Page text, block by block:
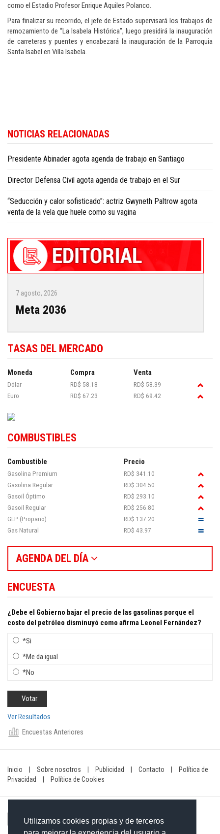
Utilizamos cookies propias y de terceros
como el Estadio Profesor Enrique Aquiles Polanco.
Para finalizar su recorrido, el jefe de Estado supervisará los trabajos de
remozamiento de “La Isabela Histórica”, luego presidirá la inauguración
de carreteras y puentes y encabezará la inauguración de la Parroquia
Santa Isabel en Villa Isabela.
Republic news in English.
NOTICIAS RELACIONADAS
Presidente Abinader agota agenda de trabajo en Santiago
Director Defensa Civil agota agenda de trabajo en el Sur
“Seducción y calor sofisticado": actriz Gwyneth Paltrow agota
venta de la vela que huele como su vagina
7 agosto, 2026
Meta 2036
TASAS DEL MERCADO
Moneda Compra Venta
Dólar RD$ 58.18
RD$ 58.39
Euro
RD$ 67.23 RD$ 69.42
COMBUSTIBLES
Combustible Precio
Gasolina Premium
RD$ 341.10
Gasolina Regular
RD$ 304.50
Gasoil Óptimo
RD$ 293.10
Gasoil Regular
RD$ 256.80
GLP (Propano)
RD$ 137.20
Gas Natural
RD$ 43.97
AGENDA DEL DÍA
ENCUESTA
¿Debe el Gobierno bajar el precio de las gasolinas porque el
costo del petróleo disminuyó como afirma Leonel Fernández?
*Si
*Me da igual
*No
Ver Resultados
Encuestas Anteriores
Inicio Sobre nosotros Publicidad Contacto
Política de
Privacidad
Política de Cookies